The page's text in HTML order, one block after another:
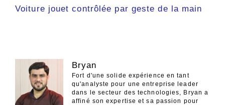
Voiture jouet contrôlée par geste de la main
Bryan
Fort d'une solide expérience en tant
qu'analyste pour une entreprise leader
dans le secteur des technologies, Bryan a
affiné son expertise et sa passion pour